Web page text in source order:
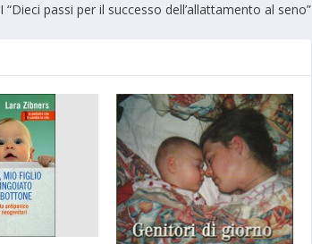
I “Dieci passi per il successo dell’allattamento al seno”